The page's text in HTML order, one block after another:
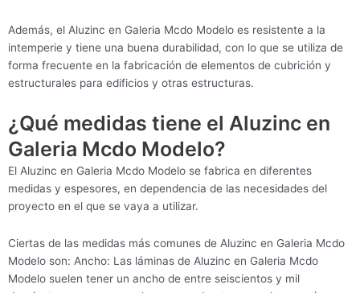
Además, el Aluzinc en Galeria Mcdo Modelo es resistente a la
intemperie y tiene una buena durabilidad, con lo que se utiliza de
forma frecuente en la fabricación de elementos de cubrición y
estructurales para edificios y otras estructuras.
¿Qué medidas tiene el Aluzinc en
Galeria Mcdo Modelo?
El Aluzinc en Galeria Mcdo Modelo se fabrica en diferentes
medidas y espesores, en dependencia de las necesidades del
proyecto en el que se vaya a utilizar.
Ciertas de las medidas más comunes de Aluzinc en Galeria Mcdo
Modelo son: Ancho: Las láminas de Aluzinc en Galeria Mcdo
Modelo suelen tener un ancho de entre seiscientos y mil